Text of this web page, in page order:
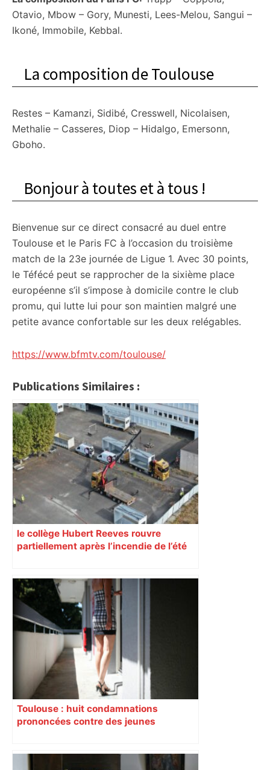
Otavio, Mbow – Gory, Munesti, Lees-Melou, Sangui –
Ikoné, Immobile, Kebbal.
La composition de Toulouse
Restes – Kamanzi, Sidibé, Cresswell, Nicolaisen,
Methalie – Casseres, Diop – Hidalgo, Emersonn,
Gboho.
Bonjour à toutes et à tous !
Bienvenue sur ce direct consacré au duel entre
Toulouse et le Paris FC à l’occasion du troisième
match de la 23e journée de Ligue 1. Avec 30 points,
le Téfécé peut se rapprocher de la sixième place
européenne s’il s’impose à domicile contre le club
promu, qui lutte lui pour son maintien malgré une
petite avance confortable sur les deux relégables.
https://www.bfmtv.com/toulouse/
Publications Similaires :
le collège Hubert Reeves rouvre
partiellement après l’incendie de l’été
Toulouse : huit condamnations
prononcées contre des jeunes